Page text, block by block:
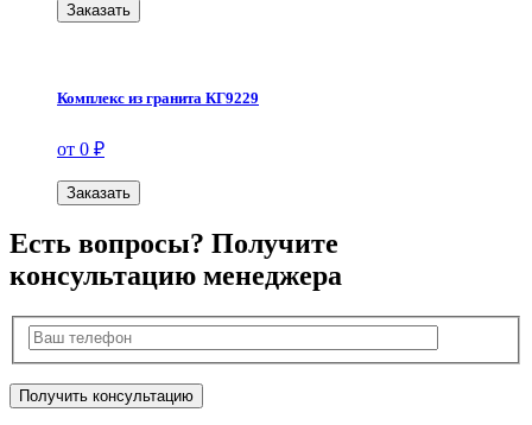
Заказать
Комплекс из гранита КГ9229
от 0 ₽
Заказать
Есть вопросы? Получите
консультацию менеджера